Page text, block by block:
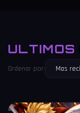
ULTIMOS
Ordenar por: